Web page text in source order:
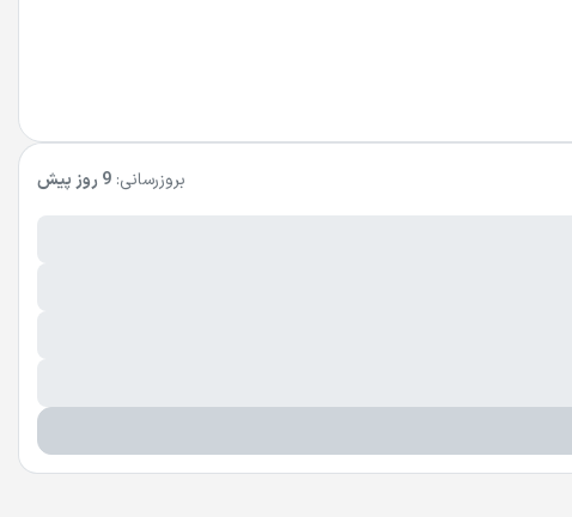
بروزرسانی: 9 روز پیش